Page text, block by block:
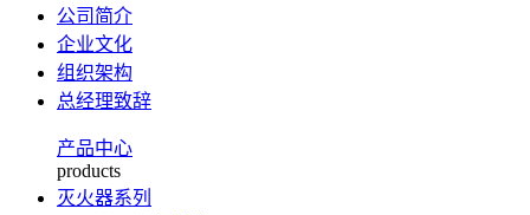
公司简介
企业文化
组织架构
总经理致辞
产品中心
products
灭火器系列